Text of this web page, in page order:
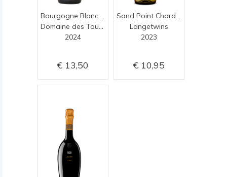
2024
13,50
Langetwins
2023
10,95